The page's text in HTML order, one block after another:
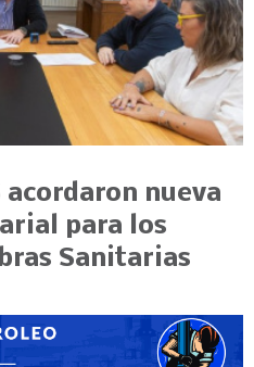
acordaron nueva
para los
Sanitarias